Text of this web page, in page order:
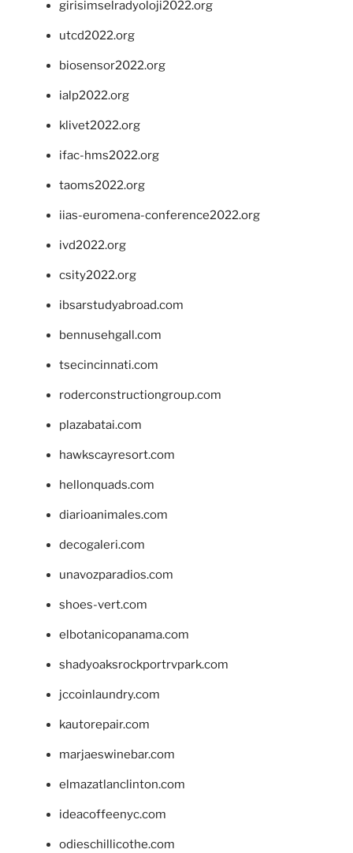
girisimselradyoloji2022.org
utcd2022.org
biosensor2022.org
ialp2022.org
klivet2022.org
ifac-hms2022.org
taoms2022.org
iias-euromena-conference2022.org
ivd2022.org
csity2022.org
ibsarstudyabroad.com
bennusehgall.com
tsecincinnati.com
roderconstructiongroup.com
plazabatai.com
hawkscayresort.com
hellonquads.com
diarioanimales.com
decogaleri.com
unavozparadios.com
shoes-vert.com
elbotanicopanama.com
shadyoaksrockportrvpark.com
jccoinlaundry.com
kautorepair.com
marjaeswinebar.com
elmazatlanclinton.com
ideacoffeenyc.com
odieschillicothe.com